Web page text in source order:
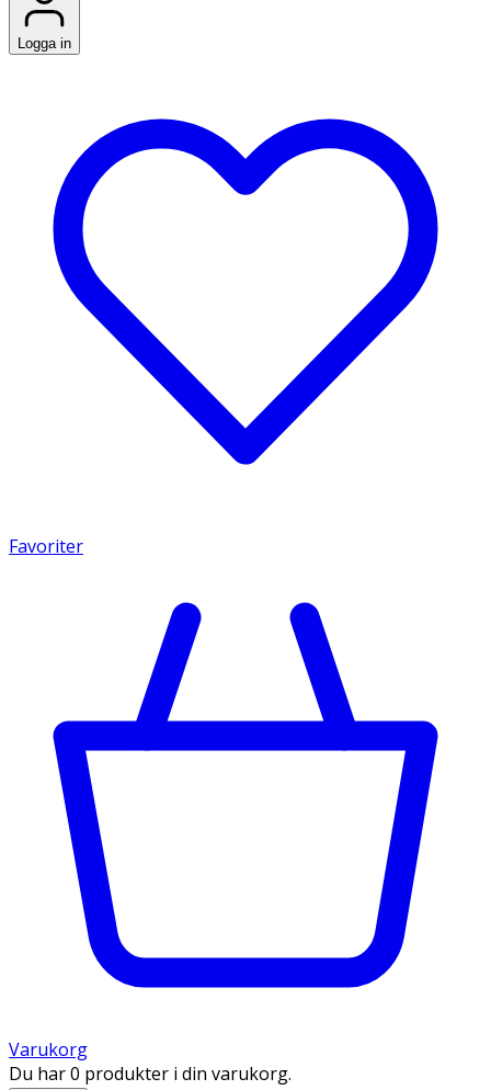
Logga in
Favoriter
Varukorg
Du har 0 produkter i din varukorg.